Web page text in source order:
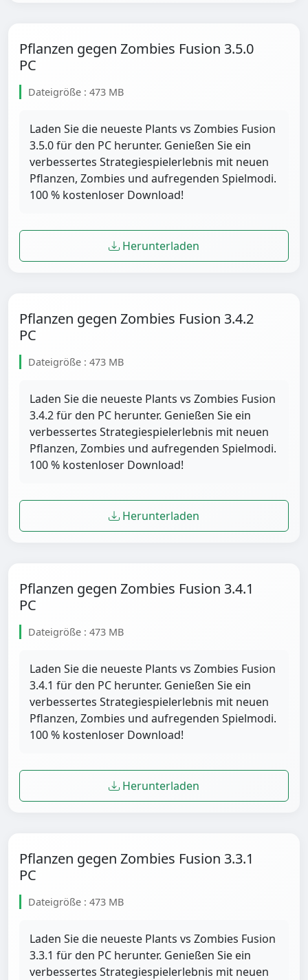
Pflanzen gegen Zombies Fusion 3.5.0
PC
Dateigröße : 473 MB
Laden Sie die neueste Plants vs Zombies Fusion
3.5.0 für den PC herunter. Genießen Sie ein
verbessertes Strategiespielerlebnis mit neuen
Pflanzen, Zombies und aufregenden Spielmodi.
100 % kostenloser Download!
Herunterladen
Pflanzen gegen Zombies Fusion 3.4.2
PC
Dateigröße : 473 MB
Laden Sie die neueste Plants vs Zombies Fusion
3.4.2 für den PC herunter. Genießen Sie ein
verbessertes Strategiespielerlebnis mit neuen
Pflanzen, Zombies und aufregenden Spielmodi.
100 % kostenloser Download!
Herunterladen
Pflanzen gegen Zombies Fusion 3.4.1
PC
Dateigröße : 473 MB
Laden Sie die neueste Plants vs Zombies Fusion
3.4.1 für den PC herunter. Genießen Sie ein
verbessertes Strategiespielerlebnis mit neuen
Pflanzen, Zombies und aufregenden Spielmodi.
100 % kostenloser Download!
Herunterladen
Pflanzen gegen Zombies Fusion 3.3.1
PC
Dateigröße : 473 MB
Laden Sie die neueste Plants vs Zombies Fusion
3.3.1 für den PC herunter. Genießen Sie ein
verbessertes Strategiespielerlebnis mit neuen